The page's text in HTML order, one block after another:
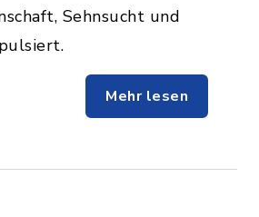
Sehnsucht und
Mehr lesen